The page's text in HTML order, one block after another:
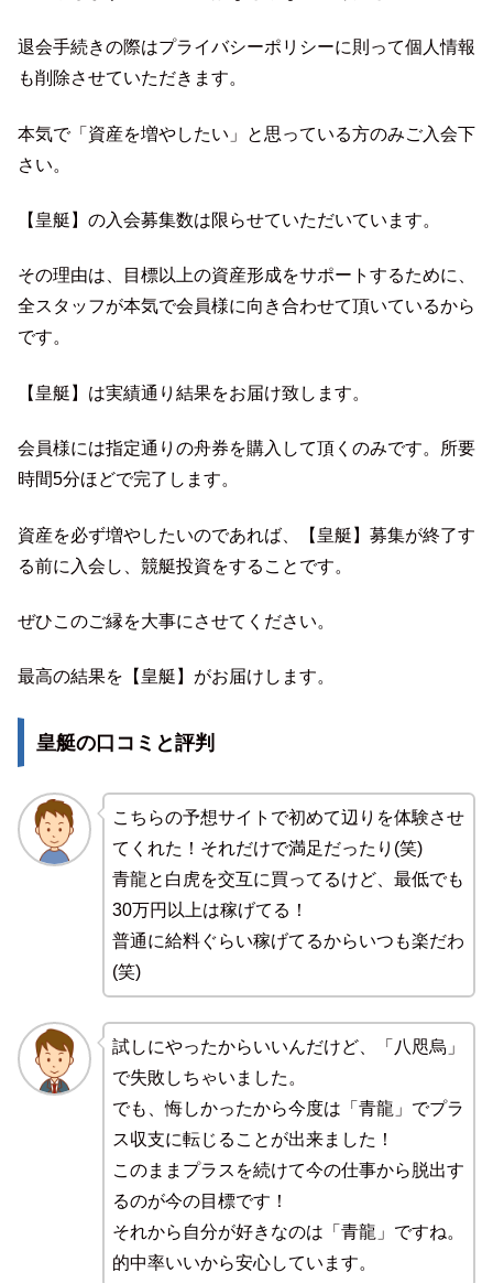
退会手続きの際はプライバシーポリシーに則って個人情報
も削除させていただきます。
本気で「資産を増やしたい」と思っている方のみご入会下
さい。
【皇艇】の入会募集数は限らせていただいています。
その理由は、目標以上の資産形成をサポートするために、
全スタッフが本気で会員様に向き合わせて頂いているから
です。
【皇艇】は実績通り結果をお届け致します。
会員様には指定通りの舟券を購入して頂くのみです。所要
時間5分ほどで完了します。
資産を必ず増やしたいのであれば、【皇艇】募集が終了す
る前に入会し、競艇投資をすることです。
ぜひこのご縁を大事にさせてください。
最高の結果を【皇艇】がお届けします。
皇艇の口コミと評判
こちらの予想サイトで初めて辺りを体験させ
てくれた！それだけで満足だったり(笑)
青龍と白虎を交互に買ってるけど、最低でも
30万円以上は稼げてる！
普通に給料ぐらい稼げてるからいつも楽だわ
(笑)
試しにやったからいいんだけど、「八咫烏」
で失敗しちゃいました。
でも、悔しかったから今度は「青龍」でプラ
ス収支に転じることが出来ました！
このままプラスを続けて今の仕事から脱出す
るのが今の目標です！
それから自分が好きなのは「青龍」ですね。
的中率いいから安心しています。